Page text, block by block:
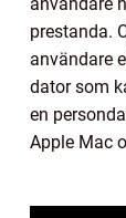
prestanda.
användare
dator som
en
Apple Mac